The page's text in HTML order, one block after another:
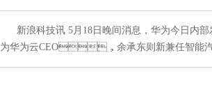
新浪科技讯 5月18日晚间消息，华为今日内部
为华为云CEO，余承东则新兼任智能